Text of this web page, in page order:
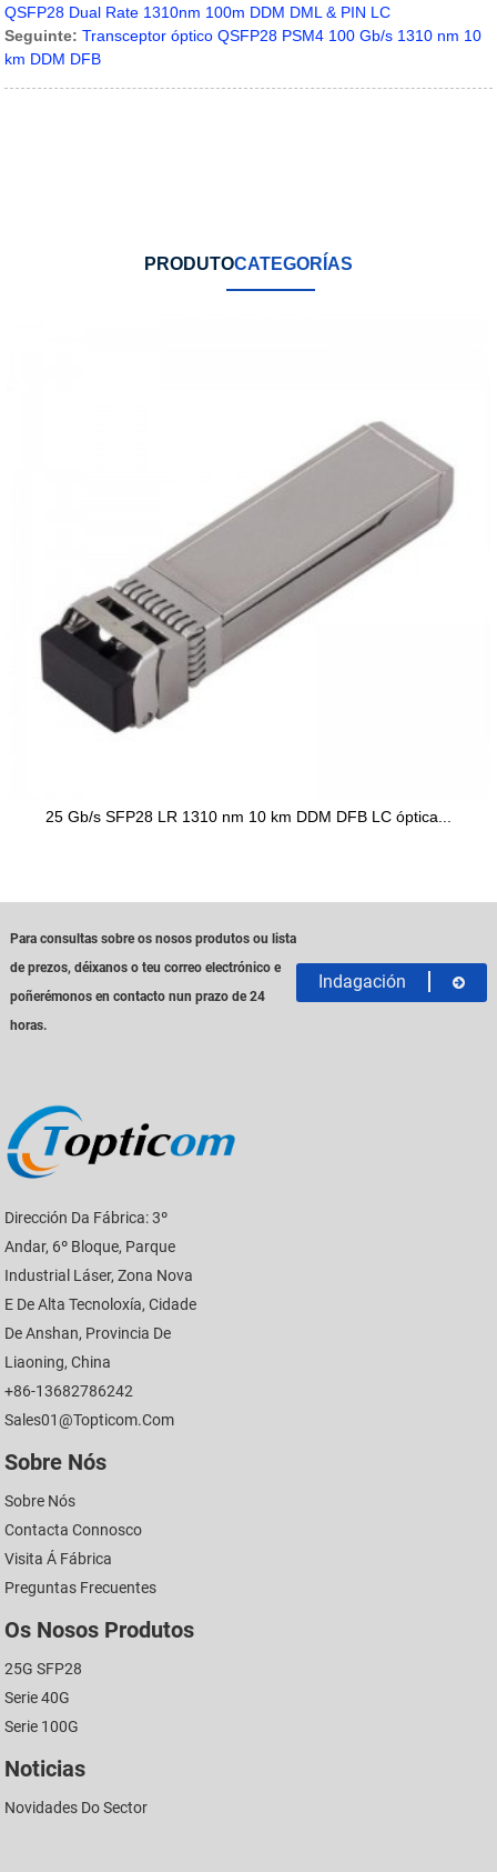
QSFP28 Dual Rate 1310nm 100m DDM DML & PIN LC
Seguinte: Transceptor óptico QSFP28 PSM4 100 Gb/s 1310 nm 10
km DDM DFB
PRODUTOCATEGORÍAS
25 Gb/s SFP28 LR 1310 nm 10 km DDM DFB LC óptica...
Para consultas sobre os nosos produtos ou lista
de prezos, déixanos o teu correo electrónico e
poñerémonos en contacto nun prazo de 24
horas.
Indagación
Dirección Da Fábrica: 3º
Andar, 6º Bloque, Parque
Industrial Láser, Zona Nova
E De Alta Tecnoloxía, Cidade
De Anshan, Provincia De
Liaoning, China
+86-13682786242
Sales01@topticom.com
Sobre Nós
Sobre Nós
Contacta Connosco
Visita Á Fábrica
Preguntas Frecuentes
Os Nosos Produtos
25G SFP28
Serie 40G
Serie 100G
Noticias
Novidades Do Sector